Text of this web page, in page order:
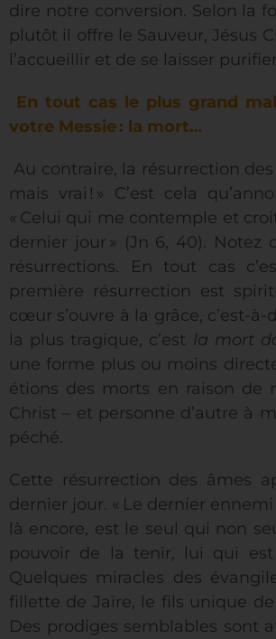
dire notre conversion. Selon la
plutôt il offre le Sauveur, Jésus
l’accueillir et de se laisser
En tout cas le plus grand
votre Messie: la mort…
Au contraire, la résurrection
mais vrai ! » C’est cela
« Celui qui me contemple et
dernier jour » (Jn 6, 40).
résurrections. En tout cas
première résurrection est
cœur s’ouvre à la grâce, c’est-
la plus tragique, c’est la mort
une forme plus ou moins
étions des morts en raison de
Christ – et personne d’autre à
péché.
Cette résurrection des âmes
dernier jour. « Le dernier ennemi
là encore, est le seul qui non
pouvoir de la tenir, lui qui est
Quelques miracles des
fillette de Jaïre, le fils unique
Des prodiges semblables sont